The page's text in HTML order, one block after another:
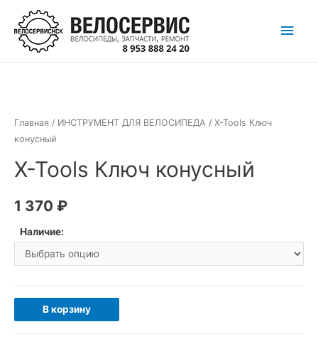
Перейти
содержимому
Главная / ИНСТРУМЕНТ ДЛЯ ВЕЛОСИПЕДА / X-Tools Ключ
конусный
X-Tools Ключ конусный
1 370 ₽
Наличие:
Количество
товара
В корзину